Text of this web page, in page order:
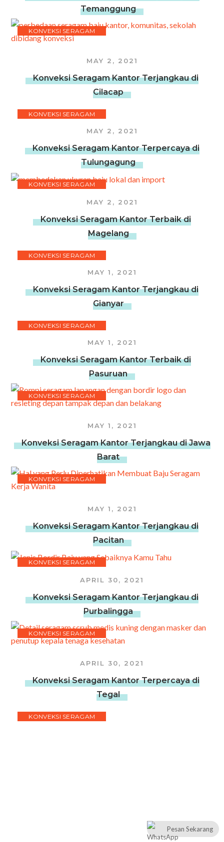
Temanggung
KONVEKSI SERAGAM
MAY 2, 2021
Konveksi Seragam Kantor Terjangkau di
Cilacap
KONVEKSI SERAGAM
MAY 2, 2021
Konveksi Seragam Kantor Terpercaya di
Tulungagung
KONVEKSI SERAGAM
MAY 2, 2021
Konveksi Seragam Kantor Terbaik di
Magelang
KONVEKSI SERAGAM
MAY 1, 2021
Konveksi Seragam Kantor Terjangkau di
Gianyar
KONVEKSI SERAGAM
MAY 1, 2021
Konveksi Seragam Kantor Terbaik di
Pasuruan
KONVEKSI SERAGAM
MAY 1, 2021
Konveksi Seragam Kantor Terjangkau di Jawa
Barat
KONVEKSI SERAGAM
MAY 1, 2021
Konveksi Seragam Kantor Terjangkau di
Pacitan
KONVEKSI SERAGAM
APRIL 30, 2021
Konveksi Seragam Kantor Terjangkau di
Purbalingga
KONVEKSI SERAGAM
APRIL 30, 2021
Konveksi Seragam Kantor Terpercaya di
Tegal
KONVEKSI SERAGAM
Pesan Sekarang